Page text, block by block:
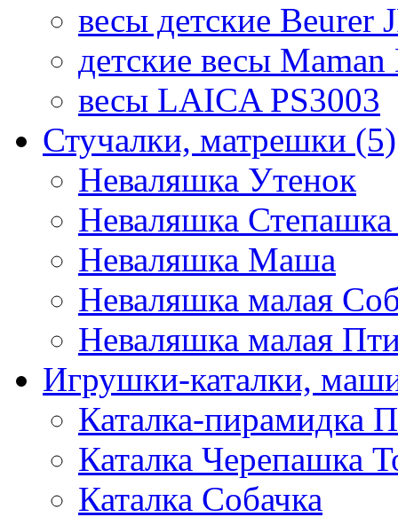
весы детские Beurer
детские весы
весы LAICA PS3003
Стучалки, матрешки (5)
Неваляшка Утенок
Неваляшка Степашка
Неваляшка Маша
Неваляшка малая
Неваляшка малая
Игрушки-каталки,
Каталка-пирамидка
Каталка Черепашка
Каталка Собачка